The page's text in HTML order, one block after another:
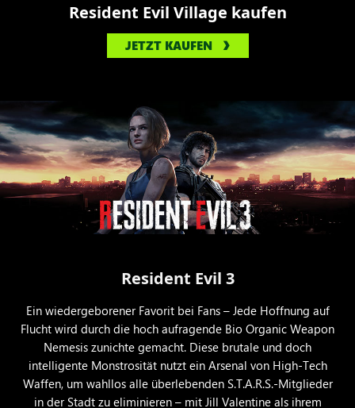
Resident Evil Village kaufen
JETZT KAUFEN
Resident Evil 3
Ein wiedergeborener Favorit bei Fans – Jede Hoffnung auf
Flucht wird durch die hoch aufragende Bio Organic Weapon
Nemesis zunichte gemacht. Diese brutale und doch
intelligente Monstrosität nutzt ein Arsenal von High-Tech
Waffen, um wahllos alle überlebenden S.T.A.R.S.-Mitglieder
in der Stadt zu eliminieren – mit Jill Valentine als ihrem